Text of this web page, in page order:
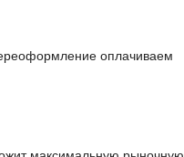
оплачиваем